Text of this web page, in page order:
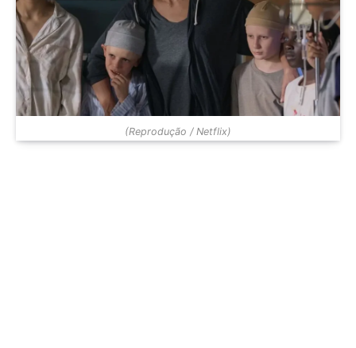
(Reprodução / Netflix)